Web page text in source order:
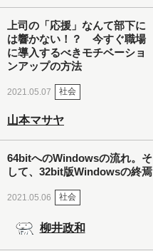
上司の「応援」なんて部下に
は響かない！？ 今すぐ職場
に導入するべきモチベーショ
ンアップの方法
2021.05.07 社会
山本マサヤ
64bitへのWindowsの流れ。そ
して、32bit版Windowsの終焉
2021.05.06 社会
柳井政和